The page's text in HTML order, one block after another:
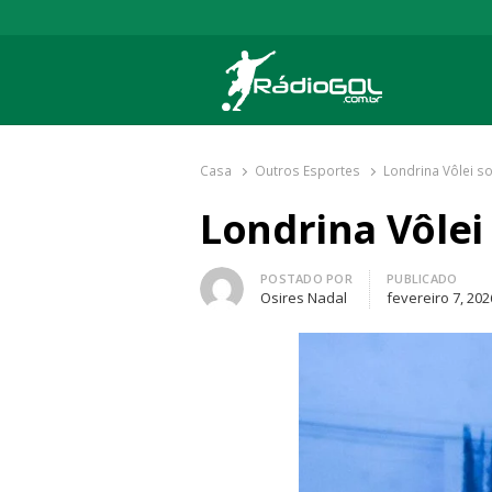
Rádio Gol
Há mais de 20 anos com as melhores
Casa Outros Esportes Londrina Vôlei
Londrina
Autor
POSTADO POR
Osires Nadal
PUBLICADO
fevereiro 7,